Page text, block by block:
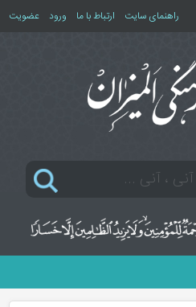
راهنمای سایت ارتباط با ما ورود عضویت